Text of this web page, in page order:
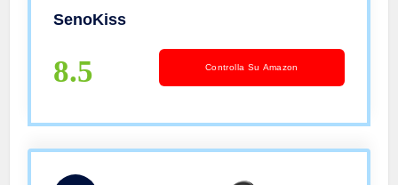
Chiamata Leggera, Chiaro e Suono Hi-
SenoKiss
8.5 Controlla Su Amazon